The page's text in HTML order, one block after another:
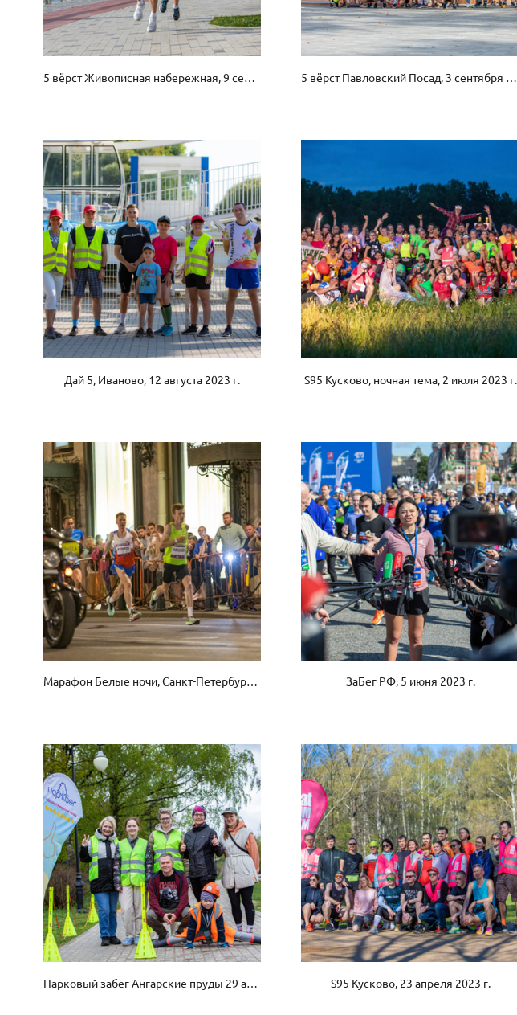
5 вёрст Живописная набережная, 9 сентября 2023 г. 5 вёрст Павловский Посад, 3 сентября 2023 г.
Дай 5, Иваново, 12 августа 2023 г. S95 Кусково, ночная тема, 2 июля 2023 г.
Марафон Белые ночи, Санкт-Петербург, 13 июня 2023 г. ЗаБег РФ, 5 июня 2023 г.
Парковый забег Ангарские пруды 29 апреля 2023 г. S95 Кусково, 23 апреля 2023 г.